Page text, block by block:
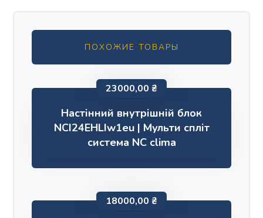
ПОХОЖИЕ ТОВАРЫ
Настінний внутрішній блок
NCI24EHLIw1eu | Мульти спліт
система NC clima
23000,00 ₴
18000,00 ₴